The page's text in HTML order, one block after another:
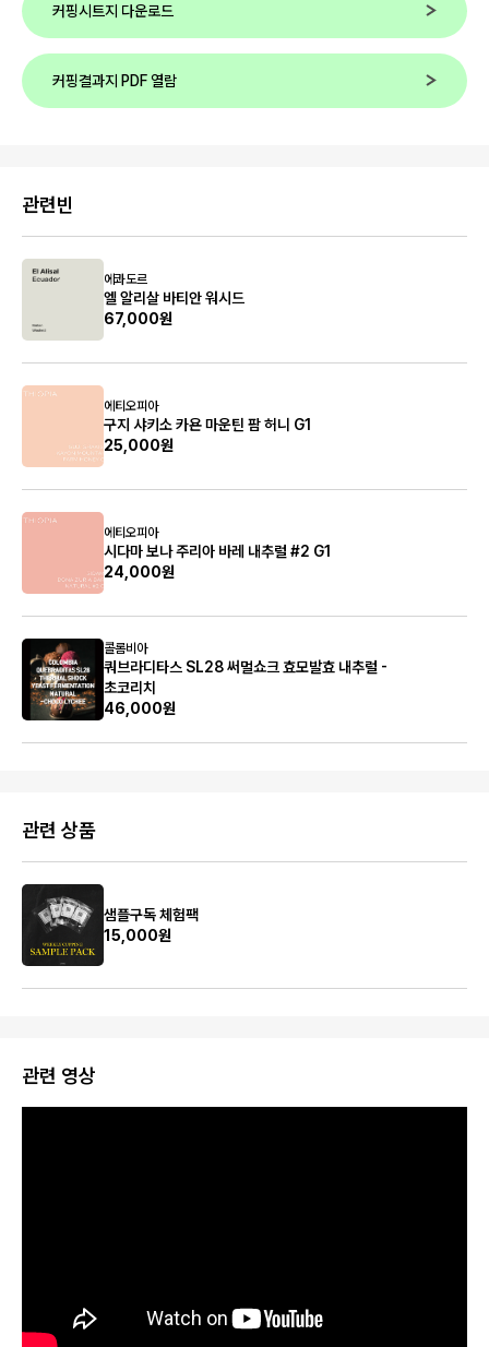
커핑시트지 다운로드
커핑결과지 PDF 열람
관련빈
에콰도르
엘 알리살 바티안 워시드
67,000원
에티오피아
구지 샤키소 카욘 마운틴 팜 허니 G1
25,000원
에티오피아
시다마 보나 주리아 바레 내추럴 #2 G1
24,000원
콜롬비아
쿼브라디타스 SL28 써멀쇼크 효모발효 내추럴 -
초코리치
46,000원
관련 상품
샘플구독 체험팩
15,000원
관련 영상